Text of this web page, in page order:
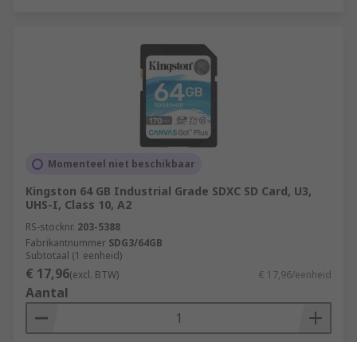
Momenteel niet beschikbaar
Kingston 64 GB Industrial Grade SDXC SD Card, U3,
UHS-I, Class 10, A2
RS-stocknr. 203-5388
Fabrikantnummer SDG3/64GB
Subtotaal (1 eenheid)
€ 17,96(excl. BTW) € 17,96/eenheid
Aantal